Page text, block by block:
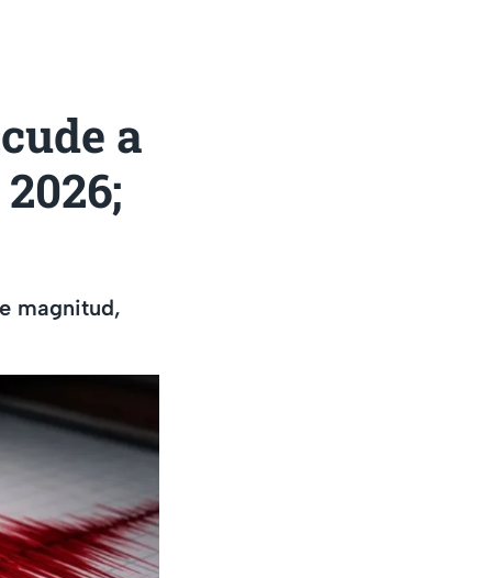
a
magnitud,